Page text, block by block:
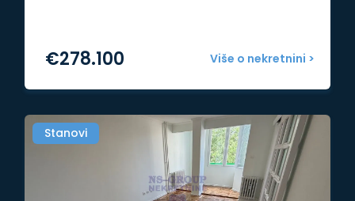
Više o nekretnini >
€278.100
Stanovi